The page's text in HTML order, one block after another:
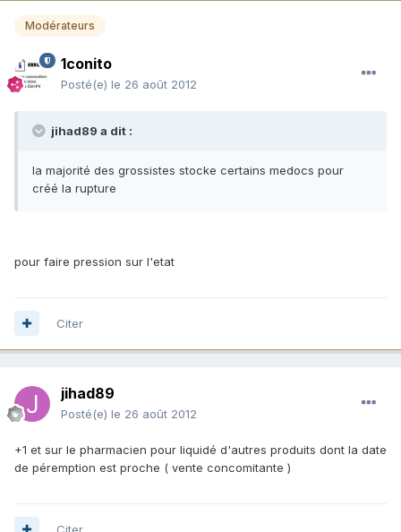
Modérateurs
1conito
Posté(e) le 26 août 2012
jihad89 a dit :
la majorité des grossistes stocke certains medocs pour
créé la rupture
pour faire pression sur l'etat
Citer
jihad89
Posté(e) le 26 août 2012
+1 et sur le pharmacien pour liquidé d'autres produits dont la date
de péremption est proche ( vente concomitante )
Citer